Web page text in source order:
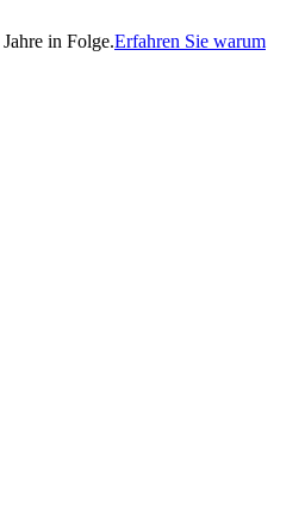
in Folge.Erfahren Sie warum